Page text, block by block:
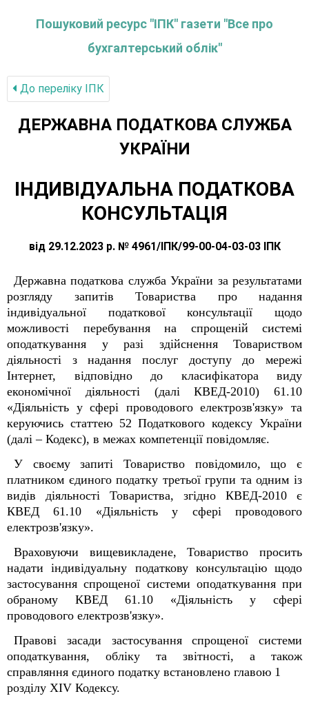
Пошуковий ресурс "ІПК" газети "Все про
бухгалтерський облік"
До переліку IПК
ДЕРЖАВНА ПОДАТКОВА СЛУЖБА
УКРАЇНИ
ІНДИВІДУАЛЬНА ПОДАТКОВА
КОНСУЛЬТАЦІЯ
від 29.12.2023 р. № 4961/ІПК/99-00-04-03-03 ІПК
Державна податкова служба України за результатами
розгляду запитів Товариства про надання
індивідуальної податкової консультації щодо
можливості перебування на спрощеній системі
оподаткування у разі здійснення Товариством
діяльності з надання послуг доступу до мережі
Інтернет, відповідно до класифікатора виду
економічної діяльності (далі КВЕД-2010) 61.10
«Діяльність у сфері проводового електрозв'язку» та
керуючись статтею 52 Податкового кодексу України
(далі – Кодекс), в межах компетенції повідомляє.
У своєму запиті Товариство повідомило, що є
платником єдиного податку третьої групи та одним із
видів діяльності Товариства, згідно КВЕД-2010 є
КВЕД 61.10 «Діяльність у сфері проводового
електрозв'язку».
Враховуючи вищевикладене, Товариство просить
надати індивідуальну податкову консультацію щодо
застосування спрощеної системи оподаткування при
обраному КВЕД 61.10 «Діяльність у сфері
проводового електрозв'язку».
Правові засади застосування спрощеної системи
оподаткування, обліку та звітності, а також
справляння єдиного податку встановлено главою 1
розділу XIV Кодексу.